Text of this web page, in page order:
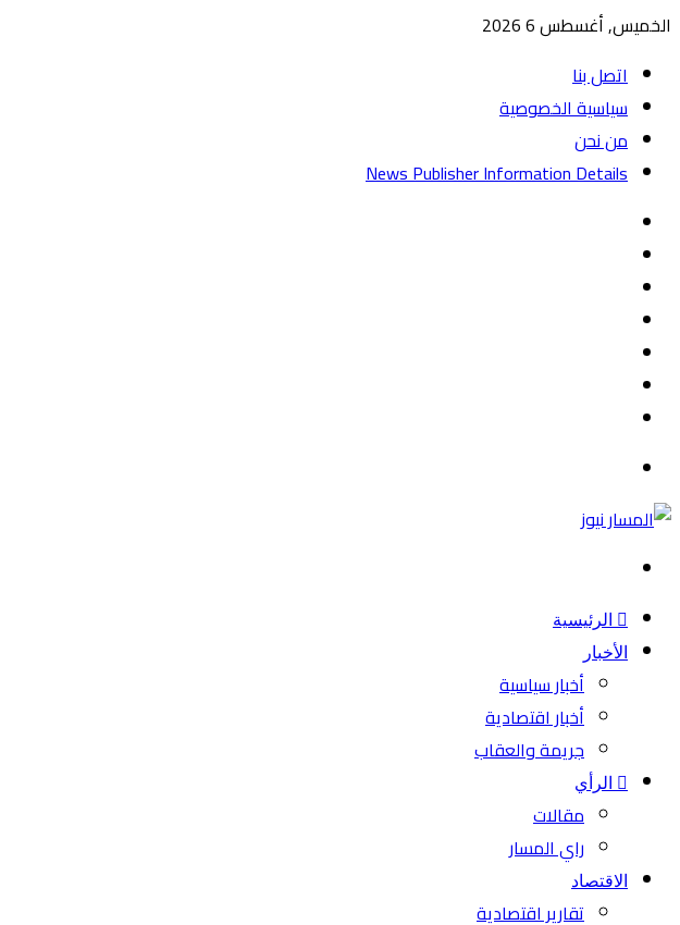
الخميس, أغسطس 6 2026
اتصل بنا
سياسية الخصوصية
من نحن
News Publisher Information Details
الرئيسية
الأخبار
أخبار سياسية
أخبار اقتصادية
جريمة والعقاب
الرأي
مقالات
راي المسار
الاقتصاد
تقارير اقتصادية